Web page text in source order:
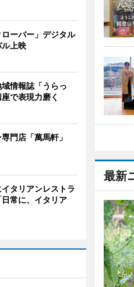
最新
ーバー」デジタル
上映
情報誌「うらっ
で表現力磨く
専門店「萬馬軒」
タリアンレストラ
常に、イタリア